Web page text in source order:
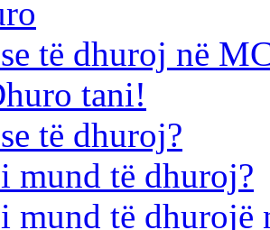
të dhuroj në
tani!
të dhuroj?
mund të dhuroj?
mund të dhurojë